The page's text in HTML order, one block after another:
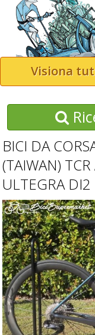
Visiona
BICI DA
(TAIWAN)
ULTEGRA